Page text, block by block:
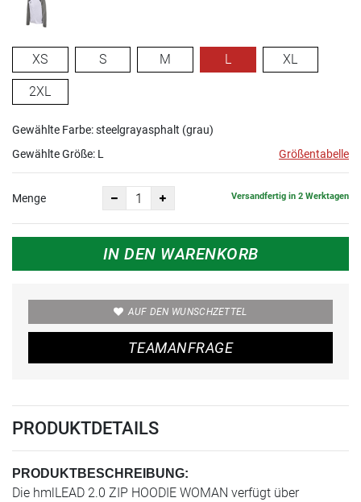
XS S M L XL
2XL
Gewählte Farbe: steelgrayasphalt (grau)
Gewählte Größe: L Größentabelle
Menge Versandfertig in 2 Werktagen
IN DEN WARENKORB
AUF DEN WUNSCHZETTEL
TEAMANFRAGE
PRODUKTDETAILS
PRODUKTBESCHREIBUNG:
Die hmlLEAD 2.0 ZIP HOODIE WOMAN verfügt über